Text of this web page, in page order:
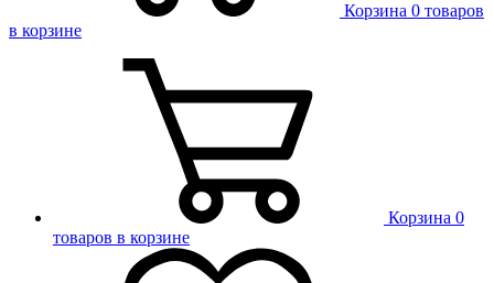
Корзина 0 товаров
в корзине
Корзина 0
товаров в корзине